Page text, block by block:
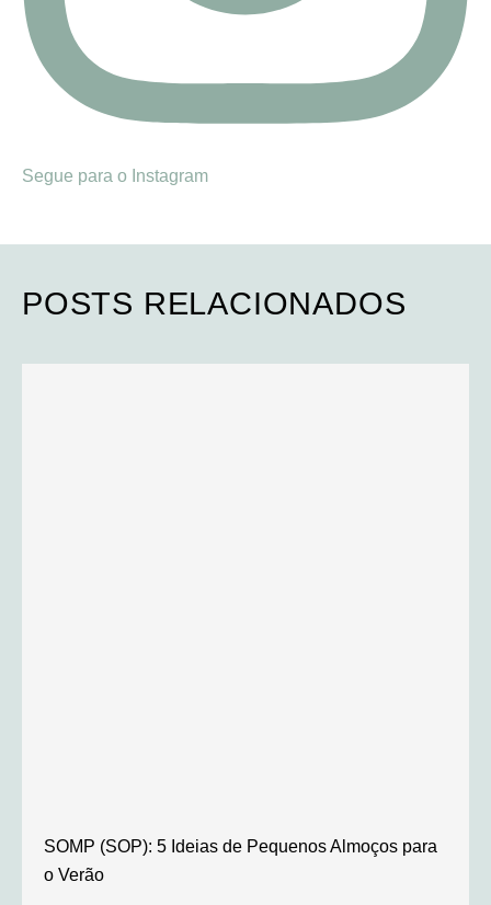
Segue para o Instagram
POSTS RELACIONADOS
SOMP (SOP): 5 Ideias de Pequenos Almoços para
o Verão